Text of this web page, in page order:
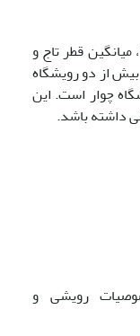
میانگین قطر تاج و
بیش از دو رویشگاه
چوار است. این
داشته باشد.
رویشی و